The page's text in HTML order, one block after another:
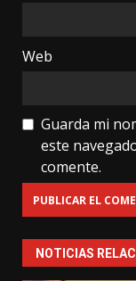
Web
Guarda mi
este
comente.
NOTICIAS